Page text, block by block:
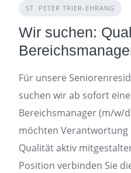
ST. PETER TRIER-EHRANG
Wir suchen:
Für unsere
suchen wir ab sofort
Bereichsmanager (m/w/
möchten
Qualität aktiv
Position verbinden Sie